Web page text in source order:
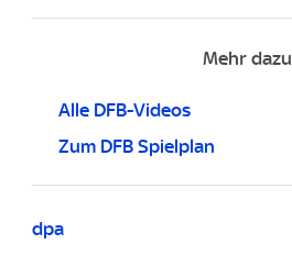
Mehr dazu
Alle DFB-Videos
Zum DFB Spielplan
dpa